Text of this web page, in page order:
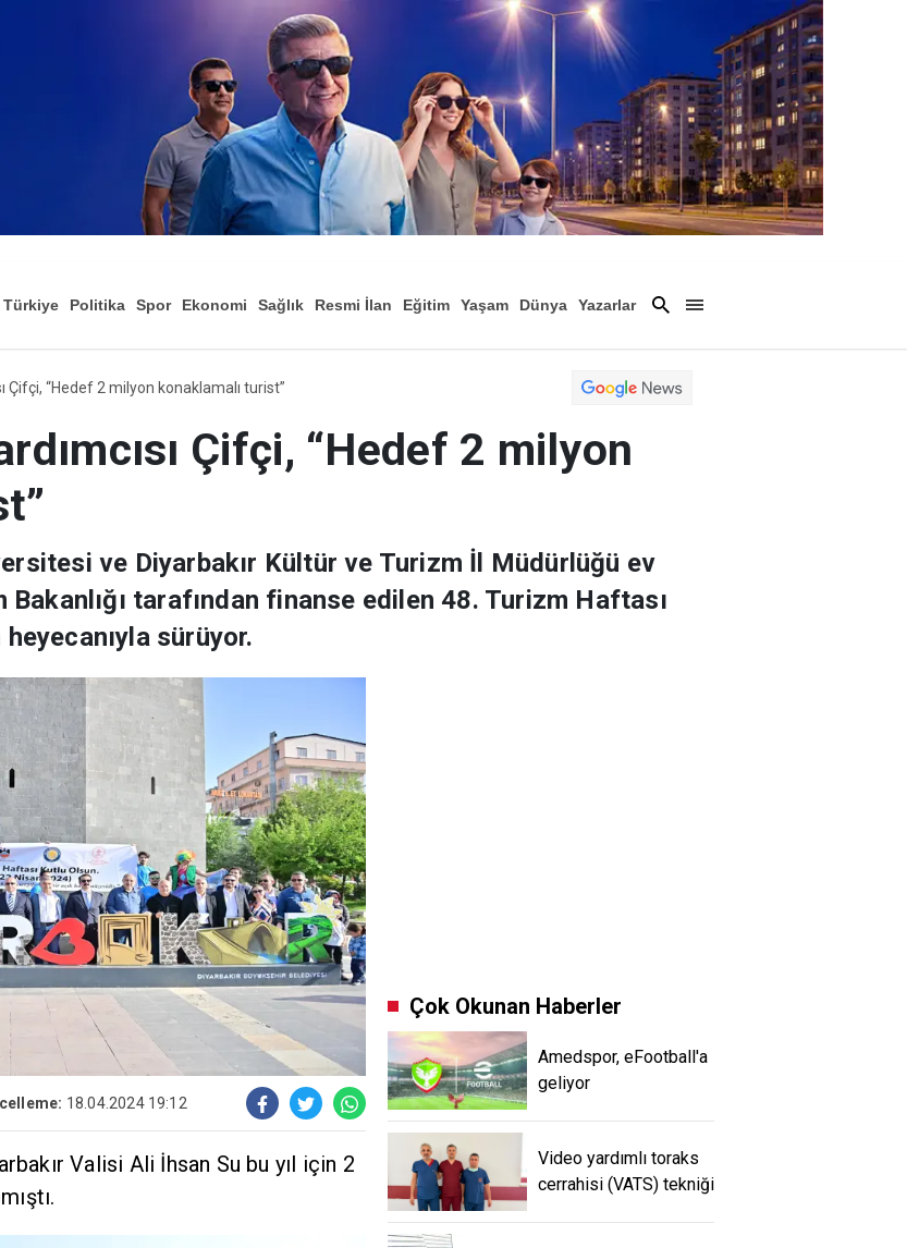
Türkiye Politika Spor Ekonomi Sağlık Resmi İlan Eğitim Yaşam
Dünya
Yazarlar
Çifçi, “Hedef 2 milyon konaklamalı turist”
Çifçi, “Hedef 2 milyon
ve Diyarbakır Kültür ve Turizm İl Müdürlüğü ev
tarafından finanse edilen 48. Turizm Haftası
sürüyor.
18.04.2024 19:12
Valisi Ali İhsan Su bu yıl için 2
Çok Okunan Haberler
Amedspor, eFootball'a
geliyor
Video yardımlı toraks
cerrahisi (VATS) tekniği